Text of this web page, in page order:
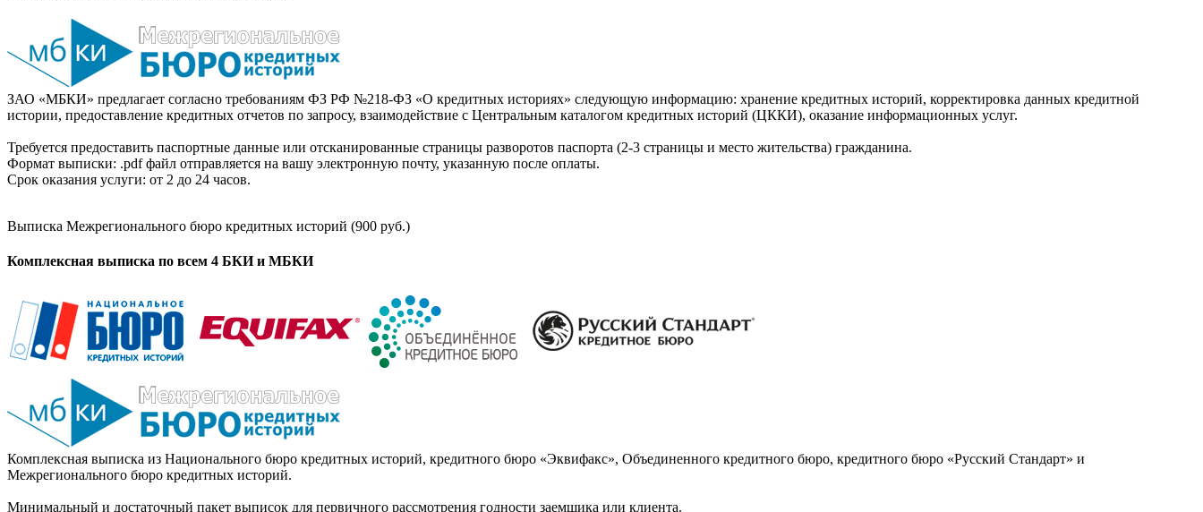
ЗАО «МБКИ» предлагает согласно требованиям ФЗ РФ №218-ФЗ «О кредитных историях» следующую информацию: хранение кредитных историй, корректировка данных кредитной
истории, предоставление кредитных отчетов по запросу, взаимодействие с Центральным каталогом кредитных историй (ЦККИ), оказание информационных услуг.
Требуется предоставить паспортные данные или отсканированные страницы разворотов паспорта (2-3 страницы и место жительства) гражданина.
Формат выписки: .pdf файл отправляется на вашу электронную почту, указанную после оплаты.
Срок оказания услуги: от 2 до 24 часов.
Выписка Межрегионального бюро кредитных историй (900 руб.)
Комплексная выписка по всем 4 БКИ и МБКИ
Комплексная выписка из Национального бюро кредитных историй, кредитного бюро «Эквифакс», Объединенного кредитного бюро, кредитного бюро «Русский Стандарт» и
Межрегионального бюро кредитных историй.
Минимальный и достаточный пакет выписок для первичного рассмотрения годности заемщика или клиента.